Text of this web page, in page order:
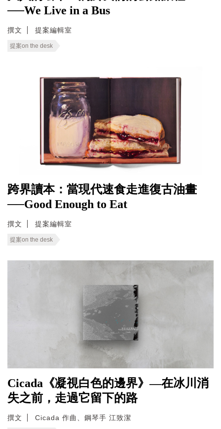
──We Live in a Bus
撰文 提案編輯室
提案on the desk
跨界讀本：當現代速食走進復古油畫
──Good Enough to Eat
撰文 提案編輯室
提案on the desk
Cicada《凝視白色的邊界》—在冰川消
失之前，走過它留下的路
撰文 Cicada 作曲、鋼琴手 江致潔